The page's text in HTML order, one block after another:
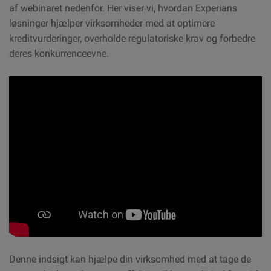
af webinaret nedenfor. Her viser vi, hvordan Experians
løsninger hjælper virksomheder med at optimere
kreditvurderinger, overholde regulatoriske krav og forbedre
deres konkurrenceevne.
Denne indsigt kan hjælpe din virksomhed med at tage de